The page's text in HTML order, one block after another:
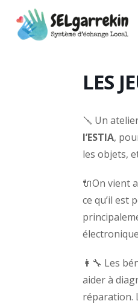
LES
🪛 Un
l’ESTIA,
les objets,
🔌On vient
ce qu’il est
👩‍🔧 Les
aider à
réparation.